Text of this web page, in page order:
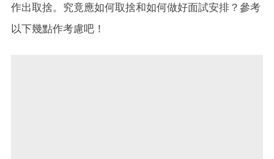
作出取捨。究竟應如何取捨和如何做好面試安排？參考
以下幾點作考慮吧！